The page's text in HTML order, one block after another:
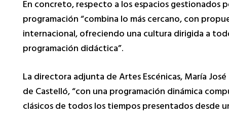
En concreto, respecto a los espacios gestionados
programación “combina lo más cercano, con
internacional, ofreciendo una cultura dirigida a
programación didáctica”.
La directora adjunta de Artes Escénicas, María
de Castelló, “con una programación dinámica
clásicos de todos los tiempos presentados desde